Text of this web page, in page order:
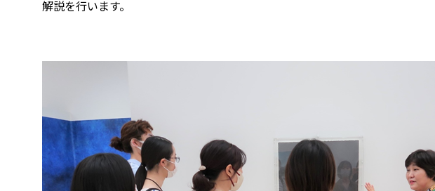
解説を行います。